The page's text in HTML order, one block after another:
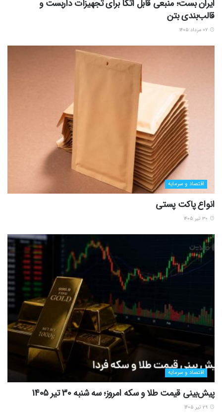
ایران بست؛ منبعی قابل اتکا برای تجهیزات داربست و
قالب‌بندی بتن
اقتصاد و سرمایه
انواع پاکت پستی
اقتصاد و سرمایه
پیش‌بینی قیمت طلا و سکه امروز؛ سه شنبه 30 تیر 1405